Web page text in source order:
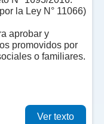
la Ley N° 11066)
aprobar y
promovidos por
o familiares.
Ver texto